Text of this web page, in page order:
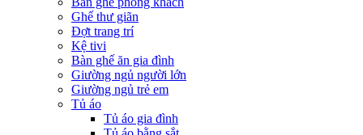
Ghế thư giãn
Đợt trang trí
Kệ tivi
Bàn ghế ăn gia đình
Giường ngủ người lớn
Giường ngủ trẻ em
Tủ áo
Tủ áo gia đình